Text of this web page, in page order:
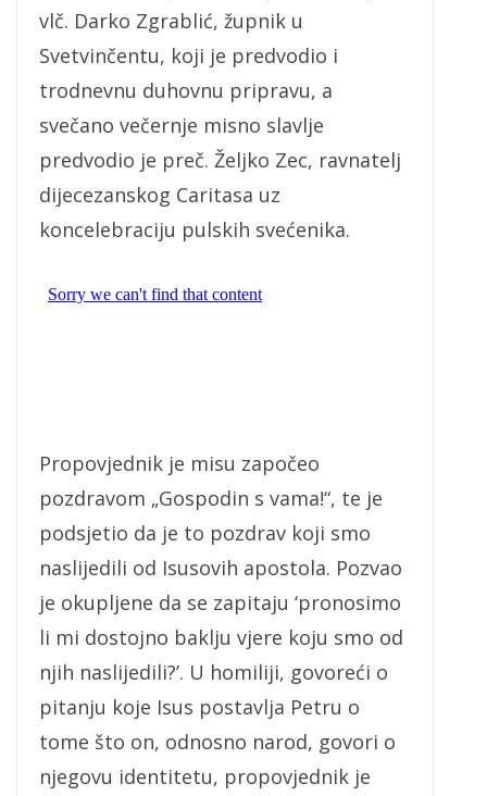
vlč. Darko Zgrablić, župnik u
Svetvinčentu, koji je predvodio i
trodnevnu duhovnu pripravu, a
svečano večernje misno slavlje
predvodio je preč. Željko Zec, ravnatelj
dijecezanskog Caritasa uz
koncelebraciju pulskih svećenika.
Propovjednik je misu započeo
pozdravom „Gospodin s vama!“, te je
podsjetio da je to pozdrav koji smo
naslijedili od Isusovih apostola. Pozvao
je okupljene da se zapitaju ‘pronosimo
li mi dostojno baklju vjere koju smo od
njih naslijedili?’. U homiliji, govoreći o
pitanju koje Isus postavlja Petru o
tome što on, odnosno narod, govori o
njegovu identitetu, propovjednik je